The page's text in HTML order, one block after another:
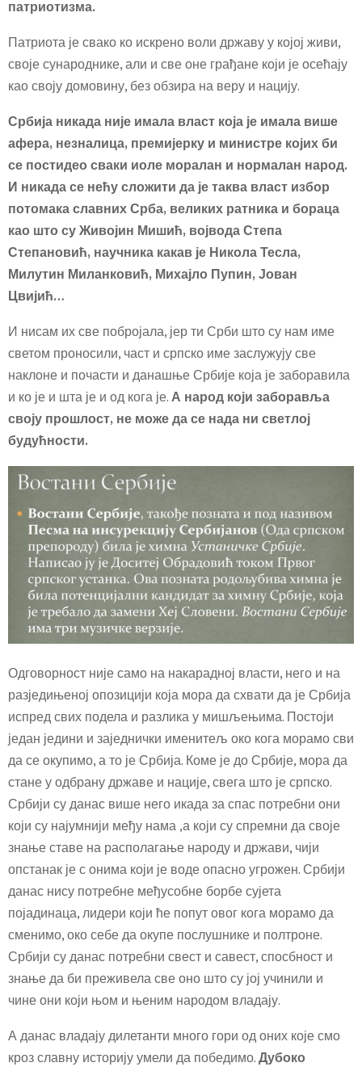
патриотизма.
Патриота је свако ко искрено воли државу у којој живи,
своје сународнике, али и све оне грађане који је осећају
као своју домовину, без обзира на веру и нацију.
Србија никада није имала власт која је имала више
афера, незналица, премијерку и министре којих би
се постидео сваки иоле моралан и нормалан народ.
И никада се нећу сложити да је таква власт избор
потомака славних Срба, великих ратника и бораца
као што су Живојин Мишић, војвода Степа
Степановић, научника какав је Никола Тесла,
Милутин Миланковић, Михајло Пупин, Јован
Цвијић…
И нисам их све побројала, јер ти Срби што су нам име
светом проносили, част и српско име заслужују све
наклоне и почасти и данашње Србије која је заборавила
и ко је и шта је и од кога је.А народ који заборавља
своју прошлост, не може да се нада ни светлој
будућности.
Одговорност није само на накарадној власти, него и на
разједињеној опозицији која мора да схвати да је Србија
испред свих подела и разлика у мишљењима. Постоји
један једини и заједнички именитељ око кога морамо сви
да се окупимо, а то је Србија. Коме је до Србије, мора да
стане у одбрану државе и нације, свега што је српско.
Србији су данас више него икада за спас потребни они
који су најумнији међу нама ,а који су спремни да своје
знање ставе на располагање народу и држави, чији
опстанак је с онима који је воде опасно угрожен. Србији
данас нису потребне међусобне борбе сујета
појадинаца, лидери који ће попут овог кога морамо да
сменимо, око себе да окупе послушнике и полтроне.
Србији су данас потребни свест и савест, спосбност и
знање да би преживела све оно што су јој учинили и
чине они који њом и њеним народом владају.
А данас владају дилетанти много гори од оних које смо
кроз славну историју умели да победимо.Дубоко